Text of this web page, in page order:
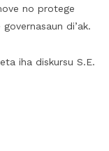
no protege
di’ak.
iha diskursu S.E.